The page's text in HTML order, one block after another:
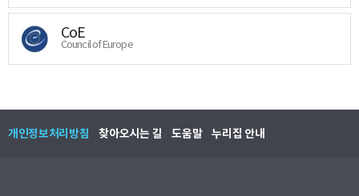
CoE
Council of Europe
개인정보처리방침 찾아오시는 길 도움말 누리집 안내